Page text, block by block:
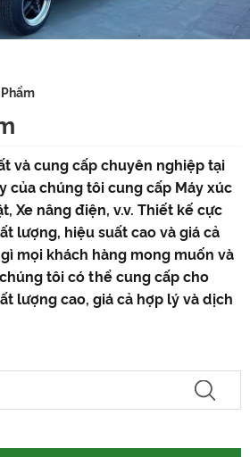
và cung cấp chuyên nghiệp tại
của chúng tôi cung cấp Máy xúc
Xe nâng điện, v.v. Thiết kế cực
lượng, hiệu suất cao và giá cả
mọi khách hàng mong muốn và
tôi có thể cung cấp cho
lượng cao, giá cả hợp lý và dịch